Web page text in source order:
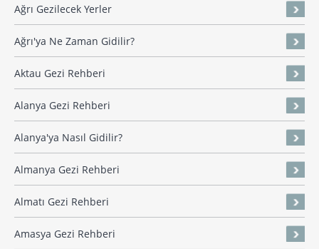
Ağrı Gezilecek Yerler
Ağrı'ya Ne Zaman Gidilir?
Aktau Gezi Rehberi
Alanya Gezi Rehberi
Alanya'ya Nasıl Gidilir?
Almanya Gezi Rehberi
Almatı Gezi Rehberi
Amasya Gezi Rehberi